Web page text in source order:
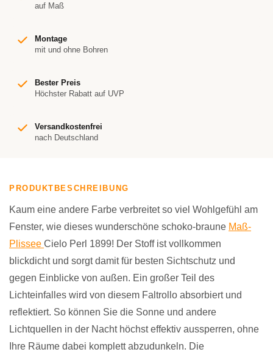
auf Maß
Montage
mit und ohne Bohren
Bester Preis
Höchster Rabatt auf UVP
Versandkostenfrei
nach Deutschland
PRODUKTBESCHREIBUNG
Kaum eine andere Farbe verbreitet so viel Wohlgefühl am
Fenster, wie dieses wunderschöne schoko-braune Maß-
Plissee Cielo Perl 1899! Der Stoff ist vollkommen
blickdicht und sorgt damit für besten Sichtschutz und
gegen Einblicke von außen. Ein großer Teil des
Lichteinfalles wird von diesem Faltrollo absorbiert und
reflektiert. So können Sie die Sonne und andere
Lichtquellen in der Nacht höchst effektiv aussperren, ohne
Ihre Räume dabei komplett abzudunkeln. Die